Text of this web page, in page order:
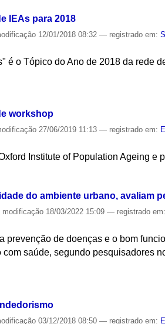
IEAs para 2018
12/01/2018 08:32— registrado em:
é o Tópico do Ano de 2018 da rede
workshop
27/06/2019 11:13— registrado em:
Institute of Population Ageing e
do ambiente urbano, avaliam
modificação 18/03/2022 15:09— registrado
prevenção de doenças e o bom
saúde, segundo pesquisadores
03/12/2018 08:50— registrado em: